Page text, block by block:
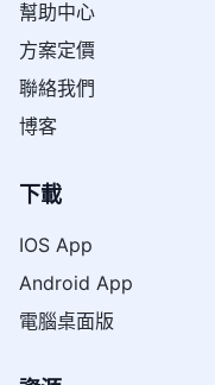
幫助中心
方案定價
聯絡我們
博客
下載
IOS App
Android App
電腦桌面版